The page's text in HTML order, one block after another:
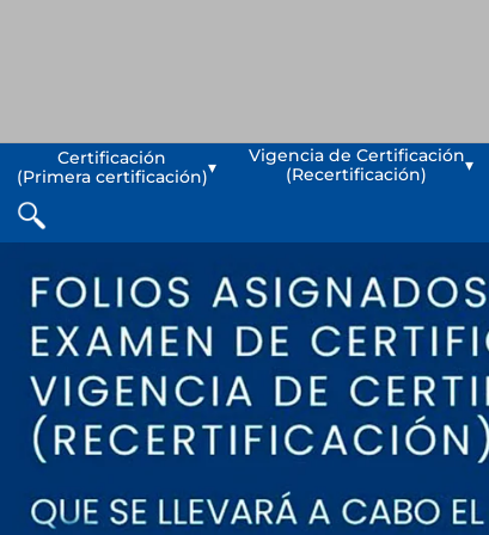
Certificación
(Primera certificación)▾
Vigencia de Certificación
(Recertificación)
▾